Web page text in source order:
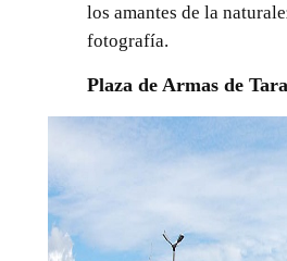
los amantes de la
fotografía.
Plaza de Armas de